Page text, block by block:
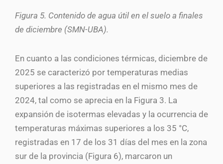
Figura 5. Contenido de agua útil en el suelo a finales
de diciembre (SMN-UBA).
En cuanto a las condiciones térmicas, diciembre de
2025 se caracterizó por temperaturas medias
superiores a las registradas en el mismo mes de
2024, tal como se aprecia en la Figura 3. La
expansión de isotermas elevadas y la ocurrencia de
temperaturas máximas superiores a los 35 °C,
registradas en 17 de los 31 días del mes en la zona
sur de la provincia (Figura 6), marcaron un